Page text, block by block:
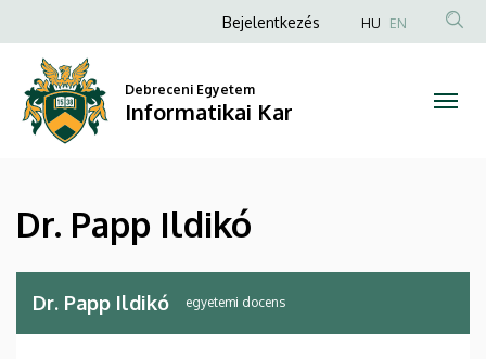
Papp
Ildikó
Informatikai
Kar
a
tartalomra
Anonim
fiók
menüje
Bejelentkezés HU EN
Debreceni Egyetem
Informatikai Kar
Dr. Papp Ildikó
Dr. Papp Ildikó egyetemi docens